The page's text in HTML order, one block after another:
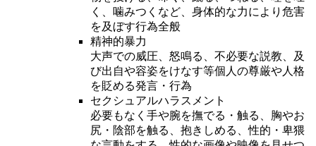
く、噛みつくなど、身体的な力により危害
を及ぼす行為全般
精神的暴力
大声での威圧、怒鳴る、不必要な説教、及
び出自や容姿をけなす等個人の尊厳や人格
を貶める発言・行為
セクシュアルハラスメント
必要もなく手や腕を撫でる・触る、胸やお
尻・陰部を触る、抱きしめる、性的・卑猥